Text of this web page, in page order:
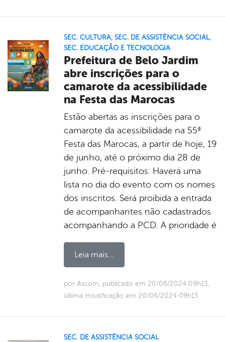
SEC. CULTURA, SEC. DE ASSISTÊNCIA SOCIAL,
SEC. EDUCAÇÃO E TECNOLOGIA
Prefeitura de Belo Jardim
abre inscrições para o
camarote da acessibilidade
na Festa das Marocas
Estão abertas as inscrições para o
camarote da acessibilidade na 55ª
Festa das Marocas, a partir de hoje, 19
de junho, até o próximo dia 28 de
junho. Pré-requisitos: Haverá uma
lista no dia do evento com os nomes
dos inscritos. Será proibida a entrada
de acompanhantes não cadastrados
acompanhando a PCD. A prioridade é
Leia mais...
por Ascom, publicado em 20/06/2024 09h13,
última modificação em 20/06/2024 09h13
SEC. DE ASSISTÊNCIA SOCIAL